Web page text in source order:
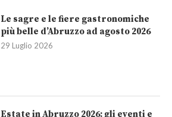
Le sagre e le fiere gastronomiche
più belle d’Abruzzo ad agosto 2026
29 Luglio 2026
Estate in Abruzzo 2026: gli eventi e